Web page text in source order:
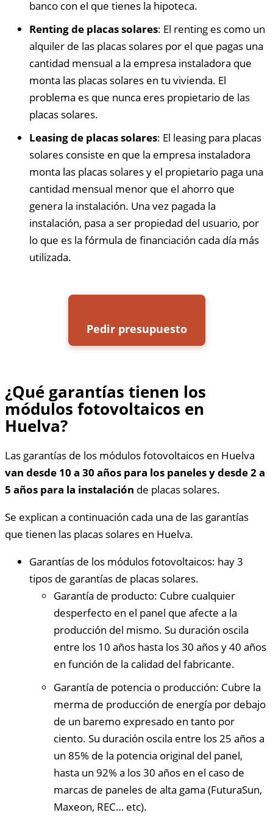
banco con el que tienes la hipoteca.
Renting de placas solares: El renting es como un
alquiler de las placas solares por el que pagas una
cantidad mensual a la empresa instaladora que
monta las placas solares en tu vivienda. El
problema es que nunca eres propietario de las
placas solares.
Leasing de placas solares: El leasing para placas
solares consiste en que la empresa instaladora
monta las placas solares y el propietario paga una
cantidad mensual menor que el ahorro que
genera la instalación. Una vez pagada la
instalación, pasa a ser propiedad del usuario, por
lo que es la fórmula de financiación cada día más
utilizada.
Pedir presupuesto
¿Qué garantías tienen los
módulos fotovoltaicos en
Huelva?
Las garantías de los módulos fotovoltaicos en Huelva
van desde 10 a 30 años para los paneles y desde 2 a
5 años para la instalación de placas solares.
Se explican a continuación cada una de las garantías
que tienen las placas solares en Huelva.
Garantías de los módulos fotovoltaicos: hay 3
tipos de garantías de placas solares.
Garantía de producto: Cubre cualquier
desperfecto en el panel que afecte a la
producción del mismo. Su duración oscila
entre los 10 años hasta los 30 años y 40 años
en función de la calidad del fabricante.
Garantía de potencia o producción: Cubre la
merma de producción de energía por debajo
de un baremo expresado en tanto por
ciento. Su duración oscila entre los 25 años a
un 85% de la potencia original del panel,
hasta un 92% a los 30 años en el caso de
marcas de paneles de alta gama (FuturaSun,
Maxeon, REC… etc).